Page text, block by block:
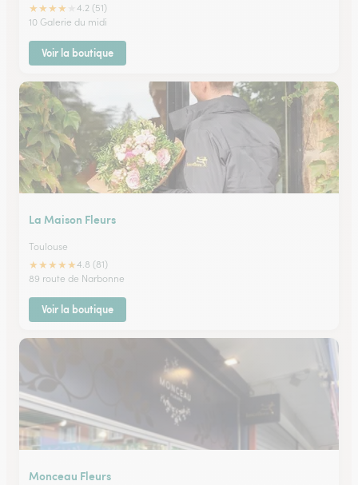
★★★★
4.2 (51)
10 Galerie du midi
Voir la boutique
La Maison Fleurs
Toulouse
★★★★★4.8 (81)
89 route de Narbonne
Voir la boutique
Monceau Fleurs